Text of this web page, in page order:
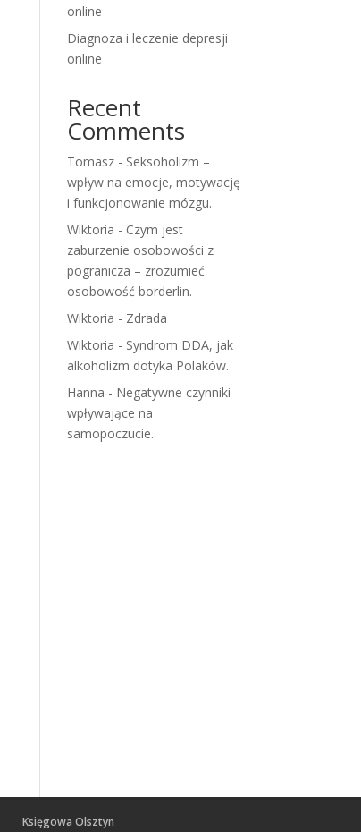
online
Diagnoza i leczenie depresji
online
Recent
Comments
Tomasz - Seksoholizm –
wpływ na emocje, motywację
i funkcjonowanie mózgu.
Wiktoria - Czym jest
zaburzenie osobowości z
pogranicza – zrozumieć
osobowość borderlin.
Wiktoria - Zdrada
Wiktoria - Syndrom DDA, jak
alkoholizm dotyka Polaków.
Hanna - Negatywne czynniki
wpływające na
samopoczucie.
Księgowa Olsztyn